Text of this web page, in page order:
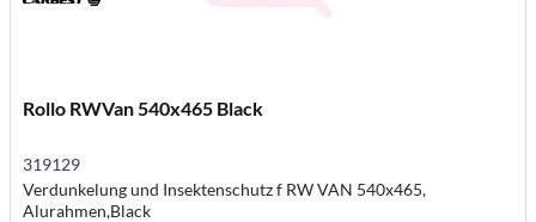
Rollo RWVan 540x465 Black
319129
Verdunkelung und Insektenschutz f RW VAN 540x465,
Alurahmen,Black